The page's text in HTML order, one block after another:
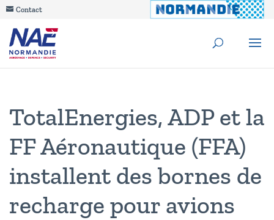
Contact
TotalEnergies, ADP et la
FF Aéronautique (FFA)
installent des bornes de
recharge pour avions